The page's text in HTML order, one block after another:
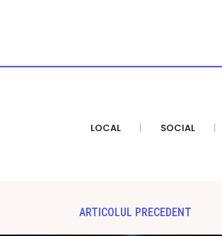
LOCAL SOCIAL
ARTICOLUL PRECEDENT